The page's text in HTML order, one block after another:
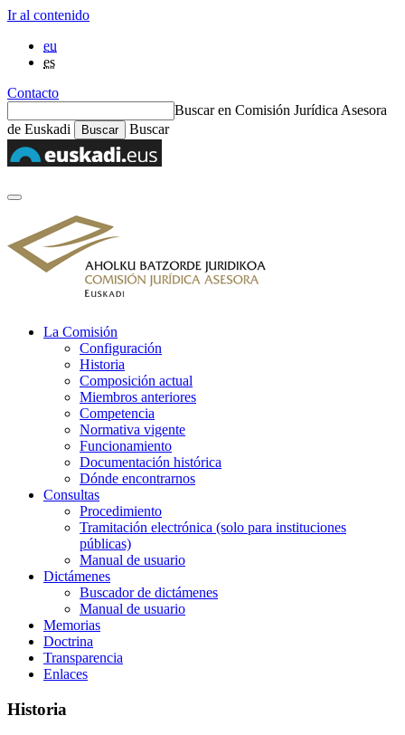
Ir al contenido
eu
es
Contacto
Buscar en Comisión Jurídica Asesora
de Euskadi
Buscar
La Comisión
Configuración
Historia
Composición actual
Miembros anteriores
Competencia
Normativa vigente
Funcionamiento
Documentación histórica
Dónde encontrarnos
Consultas
Procedimiento
Tramitación electrónica (solo para instituciones
públicas)
Manual de usuario
Dictámenes
Buscador de dictámenes
Manual de usuario
Memorias
Doctrina
Transparencia
Enlaces
Historia